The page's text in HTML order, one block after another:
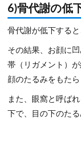
6)骨代謝の低
骨代謝が低下する
その結果、お顔に
帯（リガメント）
顔のたるみをもたら
また、眼窩と呼ば
下で、目の下のた